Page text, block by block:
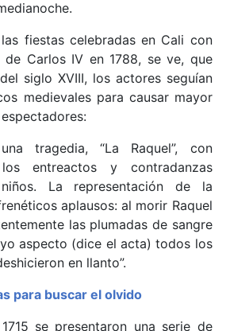
fiestas celebradas en Cali con
Carlos IV en 1788, se ve, que
siglo XVIII, los actores seguían
medievales para causar mayor
tragedia, “La Raquel”, con
entreactos y contradanzas
La representación de la
aplausos: al morir Raquel
las plumadas de sangre
aspecto (dice el acta) todos los
en llanto”.
para buscar el olvido
se presentaron una serie de